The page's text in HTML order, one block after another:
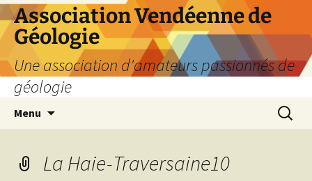
Aller
au
contenu
Association Vendéenne de
Géologie
Une association d'amateurs passionnés de
géologie
Menu
La Haie-Traversaine10